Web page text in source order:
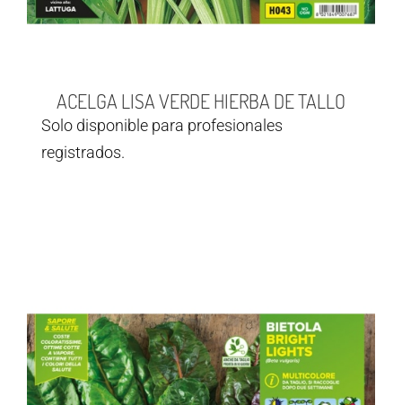
ACELGA LISA VERDE HIERBA DE TALLO
Solo disponible para profesionales
registrados.